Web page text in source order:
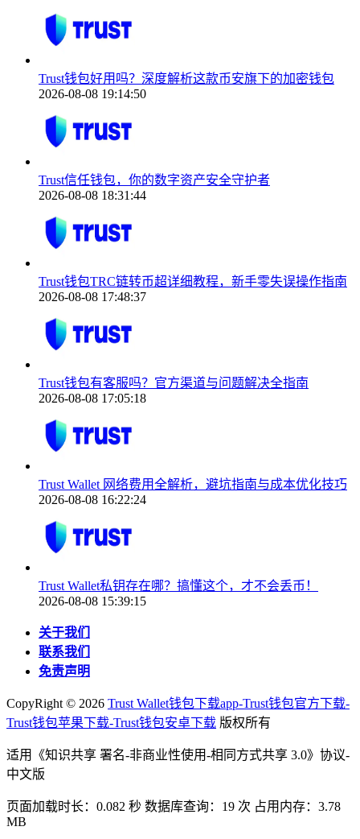
Trust钱包好用吗？深度解析这款币安旗下的加密钱包
2026-08-08 19:14:50
Trust信任钱包，你的数字资产安全守护者
2026-08-08 18:31:44
Trust钱包TRC链转币超详细教程，新手零失误操作指南
2026-08-08 17:48:37
Trust钱包有客服吗？官方渠道与问题解决全指南
2026-08-08 17:05:18
Trust Wallet 网络费用全解析，避坑指南与成本优化技巧
2026-08-08 16:22:24
Trust Wallet私钥存在哪？搞懂这个，才不会丢币！
2026-08-08 15:39:15
关于我们
联系我们
免责声明
CopyRight © 2026 Trust Wallet钱包下载app-Trust钱包官方下载-
Trust钱包苹果下载-Trust钱包安卓下载 版权所有
适用《知识共享 署名-非商业性使用-相同方式共享 3.0》协议-
中文版
页面加载时长：0.082 秒 数据库查询：19 次 占用内存：3.78
MB